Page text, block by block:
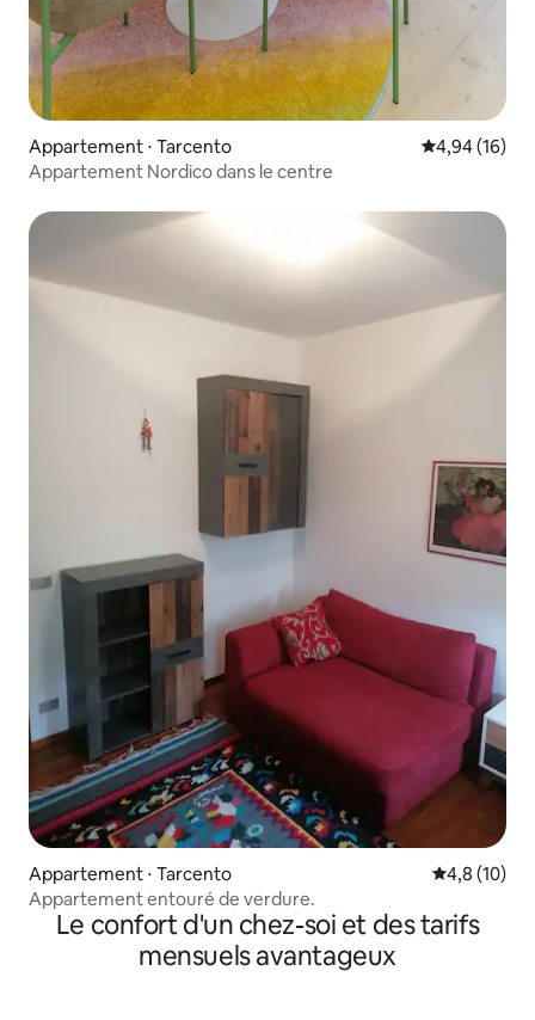
Appartement ⋅ Tarcento Évaluation
4,94 (16)
Appartement Nordico dans le centre
Appartement ⋅ Tarcento Évaluation
4,8 (10)
Appartement entouré de verdure.
Le confort d'un chez-soi et des tarifs
mensuels avantageux